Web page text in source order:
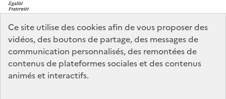
Ce site utilise des cookies afin de vous proposer des
vidéos, des boutons de partage, des messages de
communication personnalisés, des remontées de
contenus de plateformes sociales et des contenus
animés et interactifs.
legifrance.gouv.fr
info.gouv.fr
service-public.gouv.fr
data.gouv.fr